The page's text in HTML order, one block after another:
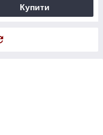
Купити